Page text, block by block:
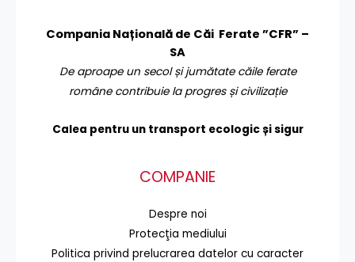
Compania Națională de Căi Ferate ”CFR” –
SA
De aproape un secol și jumătate căile ferate
române contribuie la progres și civilizație
Calea pentru un transport ecologic și sigur
COMPANIE
Despre noi
Protecţia mediului
Politica privind prelucrarea datelor cu caracter